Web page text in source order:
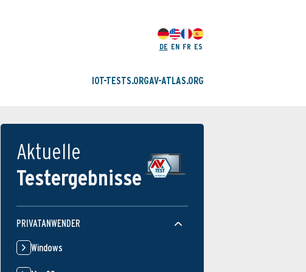
DE EN FR ES
IOT-TESTS.ORGAV-ATLAS.ORG
Aktuelle
Testergebnisse
PRIVATANWENDER
Windows